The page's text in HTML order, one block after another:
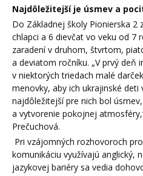
Najdôležitejší je úsmev a
Do Základnej školy Pionierska 2
chlapci a 6 dievčat vo veku od 7
zaradení v druhom, štvrtom,
a deviatom ročníku. „V prvý deň
v niektorých triedach malé
menovky, aby ich ukrajinské deti
najdôležitejší pre nich bol
a vytvorenie pokojnej
Prečuchová.
Pri vzájomných rozhovoroch
komunikáciu využívajú anglický,
jazykovej bariéry sa vedia